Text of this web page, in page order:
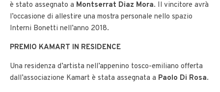
è stato assegnato a Montserrat Diaz Mora. Il vincitore avrà
l’occasione di allestire una mostra personale nello spazio
Interni Bonetti nell’anno 2018.
PREMIO KAMART IN RESIDENCE
Una residenza d’artista nell’appenino tosco-emiliano offerta
dall’associazione Kamart è stata assegnata a Paolo Di Rosa.